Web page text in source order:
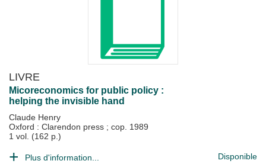
LIVRE
Micoreconomics for public policy :
helping the invisible hand
Claude Henry
Oxford : Clarendon press ; cop. 1989
1 vol. (162 p.)
Plus d'information... Disponible